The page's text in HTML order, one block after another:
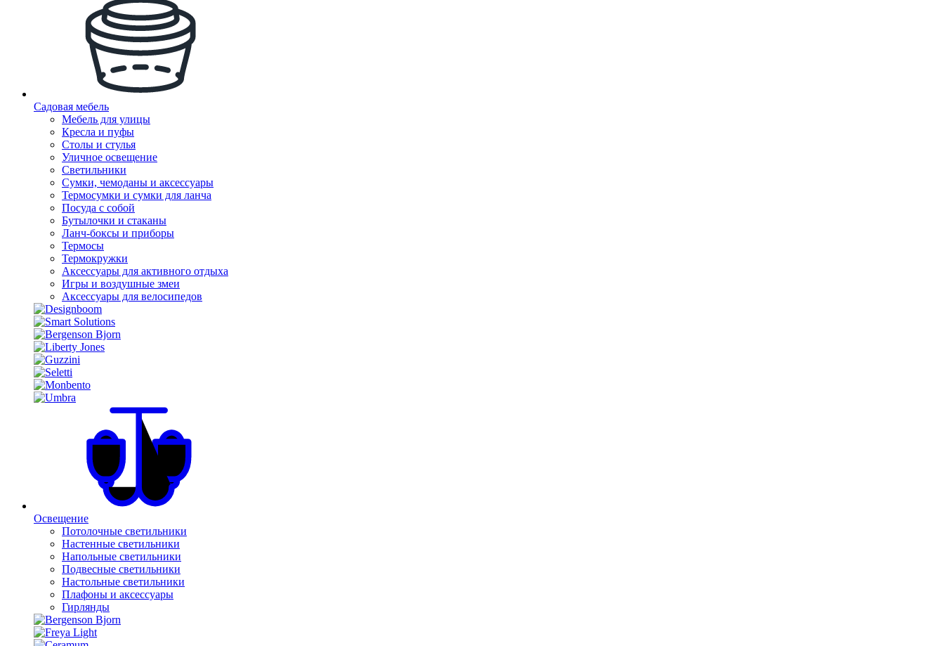
Садовая мебель
Мебель для улицы
Кресла и пуфы
Столы и стулья
Уличное освещение
Светильники
Сумки, чемоданы и аксессуары
Термосумки и сумки для ланча
Посуда с собой
Бутылочки и стаканы
Ланч-боксы и приборы
Термосы
Термокружки
Аксессуары для активного отдыха
Игры и воздушные змеи
Аксессуары для велосипедов
Освещение
Потолочные светильники
Настенные светильники
Напольные светильники
Подвесные светильники
Настольные светильники
Плафоны и аксессуары
Гирлянды